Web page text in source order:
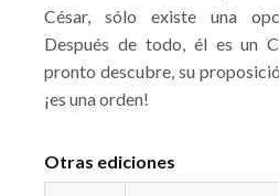
César, sólo existe una
Después de todo, él es un
pronto descubre, su
¡es una orden!
Otras ediciones